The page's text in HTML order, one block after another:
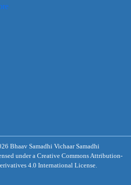
Bhaav Samadhi Vichaar Samadhi
under a Creative Commons Attribution-
4.0 International License.